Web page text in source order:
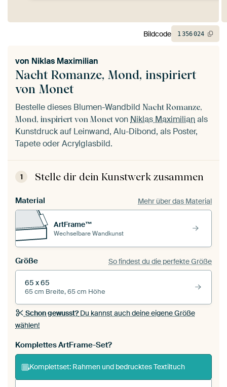
Nacht Romanze, Mond, inspiriert
von Monet
von Niklas Maximilian
Bestelle dieses Blumen-Wandbild Nacht Romanze,
Mond, inspiriert von Monet vonNiklas Maximilianals
Kunstdruck auf Leinwand, Alu-Dibond, als Poster,
Tapete oder Acrylglasbild.
1 Stelle dir dein Kunstwerk zusammen
Material Mehr über das Material
ArtFrame™
Wechselbare Wandkunst
Größe So findest du die perfekte Größe
65 x 65
65 cm Breite, 65 cm Höhe
Schon gewusst?Du kannst auch deine eigene Größe
wählen!
Komplettes ArtFrame-Set?
Komplettset: Rahmen und bedrucktes Textiltuch
Bildcode 1356024